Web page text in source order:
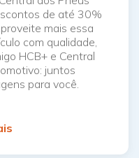
de até 30%
mais essa
com qualidade,
HCB+ e Central
juntos
para você.